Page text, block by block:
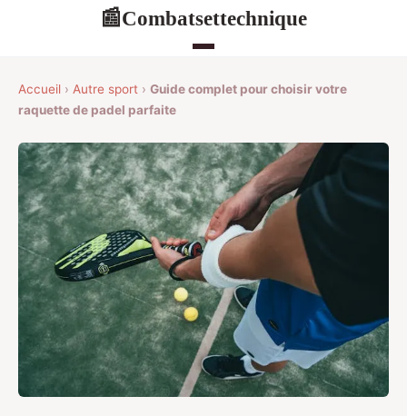
📰Combatsettechnique
Accueil › Autre sport › Guide complet pour choisir votre
raquette de padel parfaite